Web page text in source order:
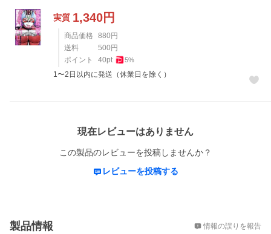
実質 1,340円
商品価格 880円
送料
500円
ポイント
40pt 5%
1〜2日以内に発送（休業日を除く）
現在レビューはありません
この製品のレビューを投稿しませんか？
レビューを投稿する
製品情報 情報の誤りを報告